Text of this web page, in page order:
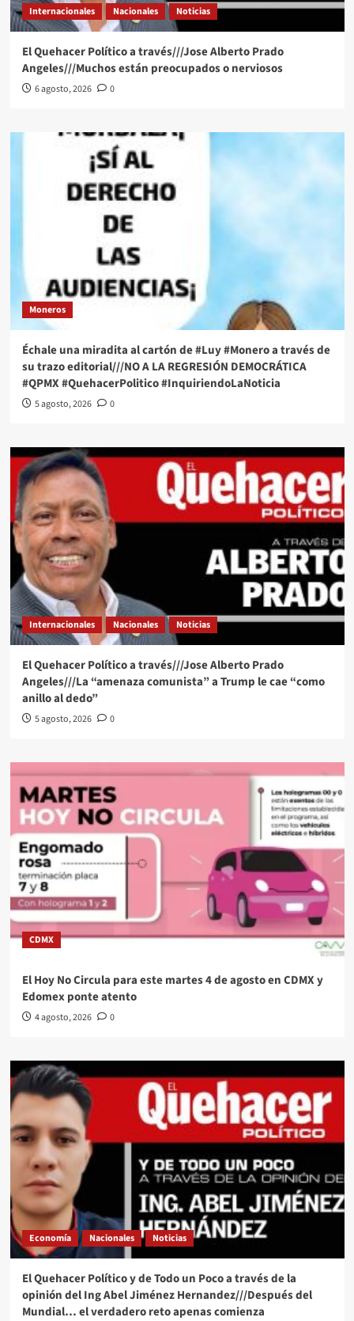
Internacionales Nacionales Noticias
El Quehacer Político a través///Jose Alberto Prado
Angeles///Muchos están preocupados o nerviosos
6 agosto, 2026 0
Moneros
Échale una miradita al cartón de #Luy #Monero a través de
su trazo editorial///NO A LA REGRESIÓN DEMOCRÁTICA
#QPMX #QuehacerPolitico #InquiriendoLaNoticia
5 agosto, 2026 0
Internacionales Nacionales Noticias
El Quehacer Político a través///Jose Alberto Prado
Angeles///La “amenaza comunista” a Trump le cae “como
anillo al dedo”
5 agosto, 2026 0
CDMX
El Hoy No Circula para este martes 4 de agosto en CDMX y
Edomex ponte atento
4 agosto, 2026 0
Economía Nacionales Noticias
El Quehacer Político y de Todo un Poco a través de la
opinión del Ing Abel Jiménez Hernandez///Después del
Mundial… el verdadero reto apenas comienza